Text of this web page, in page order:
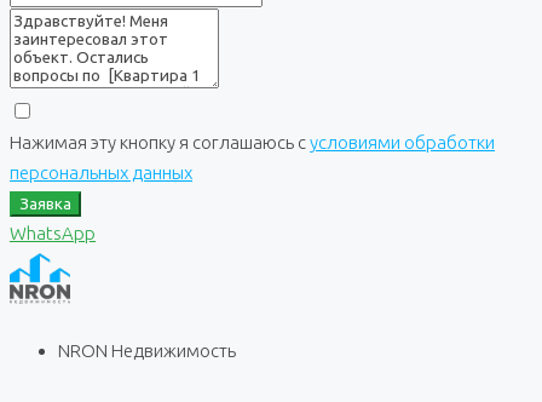
Нажимая эту кнопку я соглашаюсь сусловиями обработки
персональных данных
Заявка
WhatsApp
NRON Недвижимость